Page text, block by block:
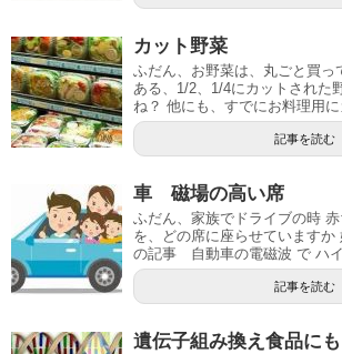
カット野菜
ふだん、お野菜は、丸ごと買っ
ある、1/2、1/4にカットされた
ね？ 他にも、すでにお料理用
記事を読む
車 磁場の高い席
ふだん、家族でドライブの時
を、どの席に座らせていますか
の記事 自動車の電磁波 で ハ
記事を読む
遺伝子組み換え食品に